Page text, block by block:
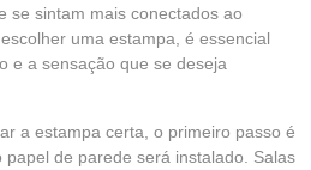
se sintam mais conectados ao
uma estampa, é essencial
e a sensação que se deseja
a estampa certa, o primeiro passo é
de parede será instalado. Salas